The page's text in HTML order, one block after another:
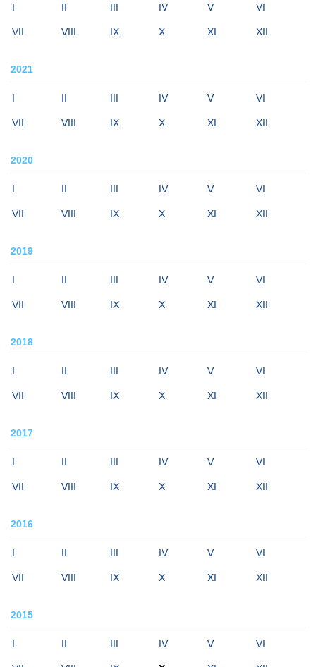
I II III IV V VI
VII VIII IX X XI XII
2021
I II III IV V VI
VII VIII IX X XI XII
2020
I II III IV V VI
VII VIII IX X XI XII
2019
I II III IV V VI
VII VIII IX X XI XII
2018
I II III IV V VI
VII VIII IX X XI XII
2017
I II III IV V VI
VII VIII IX X XI XII
2016
I II III IV V VI
VII VIII IX X XI XII
2015
I II III IV V VI